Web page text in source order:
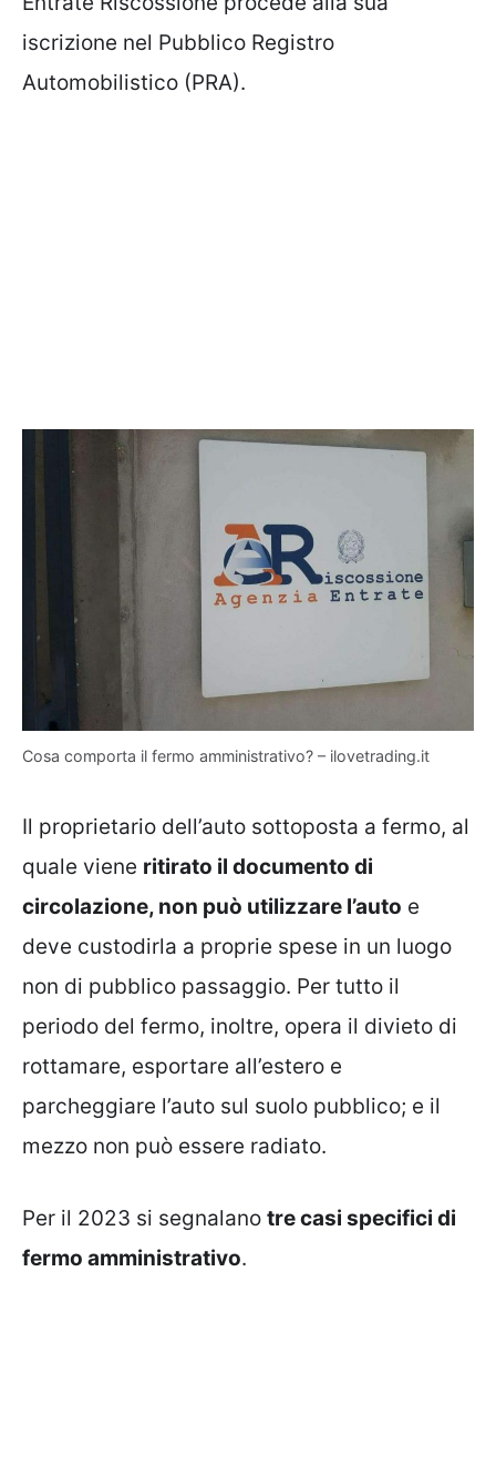
iscrizione nel Pubblico Registro
Automobilistico (PRA).
Cosa comporta il fermo amministrativo? – ilovetrading.it
Il proprietario dell’auto sottoposta a fermo, al
quale viene ritirato il documento di
circolazione, non può utilizzare l’auto e
deve custodirla a proprie spese in un luogo
non di pubblico passaggio. Per tutto il
periodo del fermo, inoltre, opera il divieto di
rottamare, esportare all’estero e
parcheggiare l’auto sul suolo pubblico; e il
mezzo non può essere radiato.
Per il 2023 si segnalano tre casi specifici di
fermo amministrativo.